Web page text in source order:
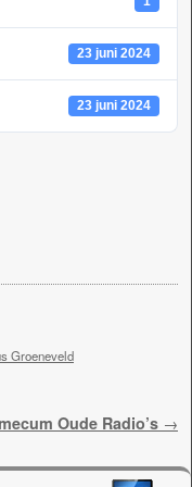
23 juni 2024
23 juni 2024
Groeneveld
Oude Radio’s →